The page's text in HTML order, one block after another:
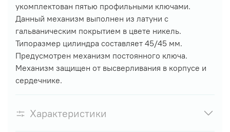
укомплектован пятью профильными ключами.
Данный механизм выполнен из латуни с
гальваническим покрытием в цвете никель.
Типоразмер цилиндра составляет 45/45 мм.
Предусмотрен механизм постоянного ключа.
Механизм защищен от высверливания в корпусе и
сердечнике.
Характеристики